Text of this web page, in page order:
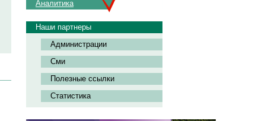
Аналитика
Наши партнеры
Администрации
Сми
Полезные ссылки
Статистика